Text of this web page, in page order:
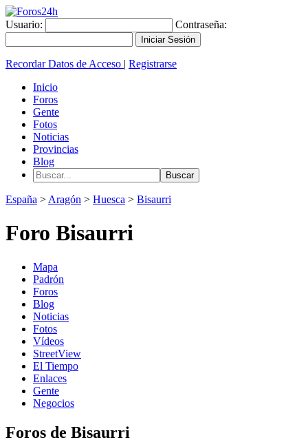
Usuario: Contraseña:
Recordar Datos de Acceso | Registrarse
Inicio
Foros
Gente
Fotos
Noticias
Provincias
Blog
España > Aragón > Huesca > Bisaurri
Foro Bisaurri
Mapa
Padrón
Foros
Blog
Noticias
Fotos
Vídeos
StreetView
El Tiempo
Enlaces
Gente
Negocios
Foros de Bisaurri